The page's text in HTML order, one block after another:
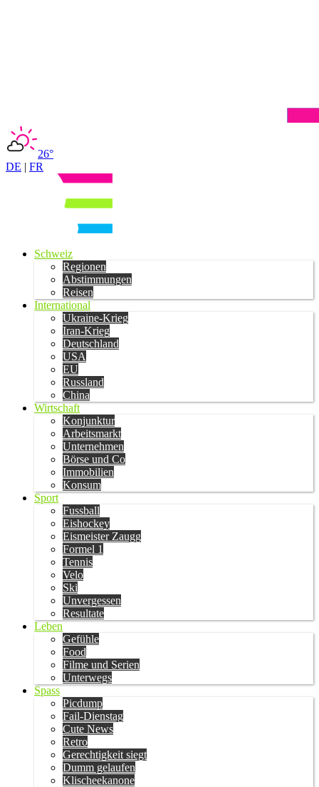
26°
DE | FR
Schweiz
Regionen
Abstimmungen
Reisen
International
Ukraine-Krieg
Iran-Krieg
Deutschland
USA
EU
Russland
China
Wirtschaft
Konjunktur
Arbeitsmarkt
Unternehmen
Börse und Co
Immobilien
Konsum
Sport
Fussball
Eishockey
Eismeister Zaugg
Formel 1
Tennis
Velo
Ski
Unvergessen
Resultate
Leben
Gefühle
Food
Filme und Serien
Unterwegs
Spass
Picdump
Fail-Dienstag
Cute News
Retro
Gerechtigkeit siegt
Dumm gelaufen
Klischeekanone